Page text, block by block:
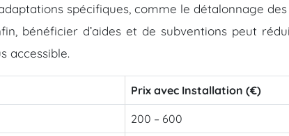
spécifiques, comme le détalonnage
bénéficier d’aides et de subventions peut
accessible.
Prix avec Installation (€)
200 – 600